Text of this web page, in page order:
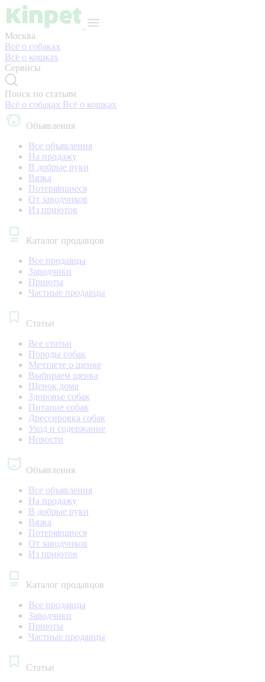
Москва
Всё о собаках
Всё о кошках
Сервисы
Поиск по статьям
Всё о собаках Всё о кошках
Объявления
Все объявления
На продажу
В добрые руки
Вязка
Потерявшиеся
От заводчиков
Из приютов
Каталог продавцов
Все продавцы
Заводчики
Приюты
Частные продавцы
Статьи
Все статьи
Породы собак
Мечтаете о щенке
Выбираем щенка
Щенок дома
Здоровье собак
Питание собак
Дрессировка собак
Уход и содержание
Новости
Объявления
Все объявления
На продажу
В добрые руки
Вязка
Потерявшиеся
От заводчиков
Из приютов
Каталог продавцов
Все продавцы
Заводчики
Приюты
Частные продавцы
Статьи